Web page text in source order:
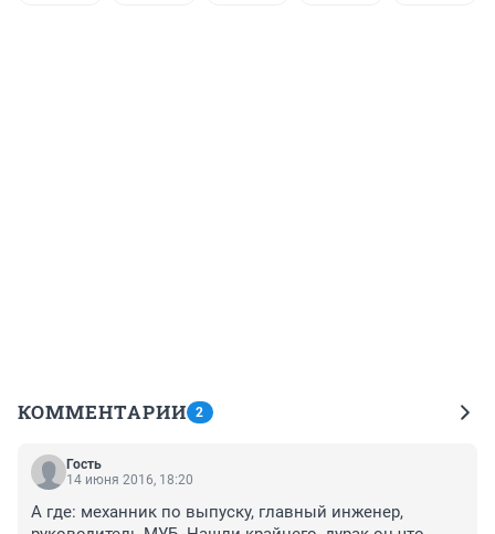
КОММЕНТАРИИ 2
Гость
14 июня 2016, 18:20
А где: механник по выпуску, главный инженер,